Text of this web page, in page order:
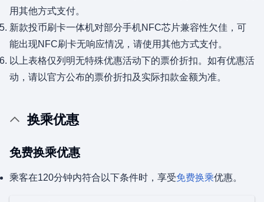
用其他方式支付。
新款投币刷卡一体机对部分手机NFC芯片兼容性欠佳，可
能出现NFC刷卡无响应情况，请使用其他方式支付。
以上表格仅列明无特殊优惠活动下的票价折扣。如有优惠活
动，请以官方公布的票价折扣及实际扣款金额为准。
换乘优惠
免费换乘优惠
乘客在120分钟内符合以下条件时，享受免费换乘优惠。